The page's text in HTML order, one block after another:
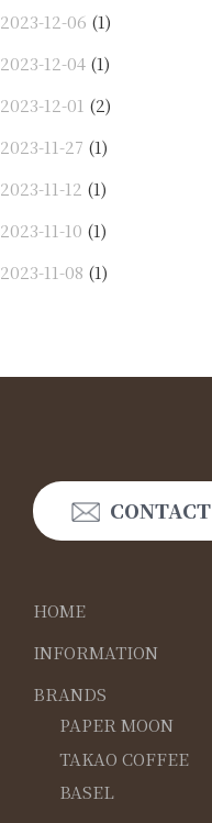
2023-12-06 (1)
2023-12-04 (1)
2023-12-01 (2)
2023-11-27 (1)
2023-11-12 (1)
2023-11-10 (1)
2023-11-08 (1)
CONTACT
HOME
INFORMATION
BRANDS
PAPER MOON
TAKAO COFFEE
BASEL